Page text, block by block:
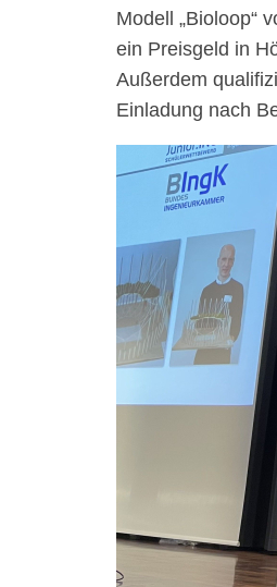
Modell „Bioloop“
ein Preisgeld in
Außerdem
Einladung nach